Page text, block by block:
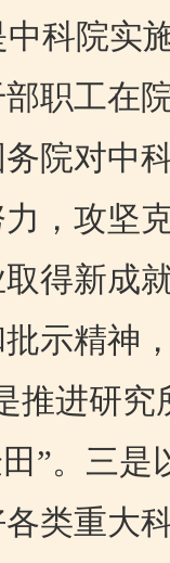
院实施
职工在
院对中
，攻坚
得新成
示精神
推进研
”。三
类重大